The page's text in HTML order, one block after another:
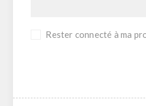
Rester connecté à ma